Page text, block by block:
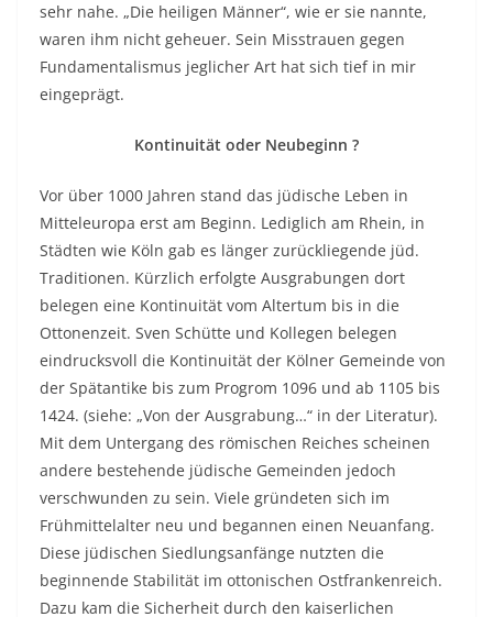
sehr nahe. „Die heiligen Männer“, wie er sie nannte,
waren ihm nicht geheuer. Sein Misstrauen gegen
Fundamentalismus jeglicher Art hat sich tief in mir
eingeprägt.
Kontinuität oder Neubeginn ?
Vor über 1000 Jahren stand das jüdische Leben in
Mitteleuropa erst am Beginn. Lediglich am Rhein, in
Städten wie Köln gab es länger zurückliegende jüd.
Traditionen. Kürzlich erfolgte Ausgrabungen dort
belegen eine Kontinuität vom Altertum bis in die
Ottonenzeit. Sven Schütte und Kollegen belegen
eindrucksvoll die Kontinuität der Kölner Gemeinde von
der Spätantike bis zum Progrom 1096 und ab 1105 bis
1424. (siehe: „Von der Ausgrabung…“ in der Literatur).
Mit dem Untergang des römischen Reiches scheinen
andere bestehende jüdische Gemeinden jedoch
verschwunden zu sein. Viele gründeten sich im
Frühmittelalter neu und begannen einen Neuanfang.
Diese jüdischen Siedlungsanfänge nutzten die
beginnende Stabilität im ottonischen Ostfrankenreich.
Dazu kam die Sicherheit durch den kaiserlichen